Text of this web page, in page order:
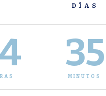
DÍAS
35
MINUTOS